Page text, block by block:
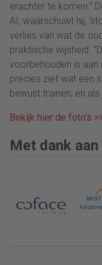
erachter te komen.”
AI, waarschuwt hij,
verlies van wat de
praktische wijsheid.
voorbehouden is
precies ziet wat een
bewust trainen, en
Bekijk hier de foto’s
Met dank